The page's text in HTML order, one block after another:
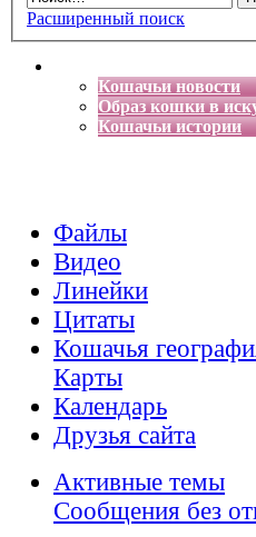
Расширенный поиск
Кошачьи новости
Образ кошки в
Кошачьи истории
Файлы
Видео
Линейки
Цитаты
Кошачья
Карты
Календарь
Друзья сайта
Активные темы
Сообщения без